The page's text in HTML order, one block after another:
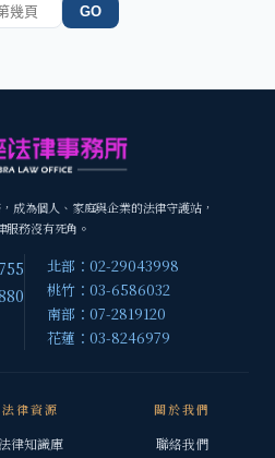
GO
成為個人、家庭與企業的法律守護站，
服務沒有死角。
北部：02-29043998
桃竹：03-6586032
南部：07-2819120
花蓮：03-8246979
法律資源
律知識庫
關於我們
聯絡我們